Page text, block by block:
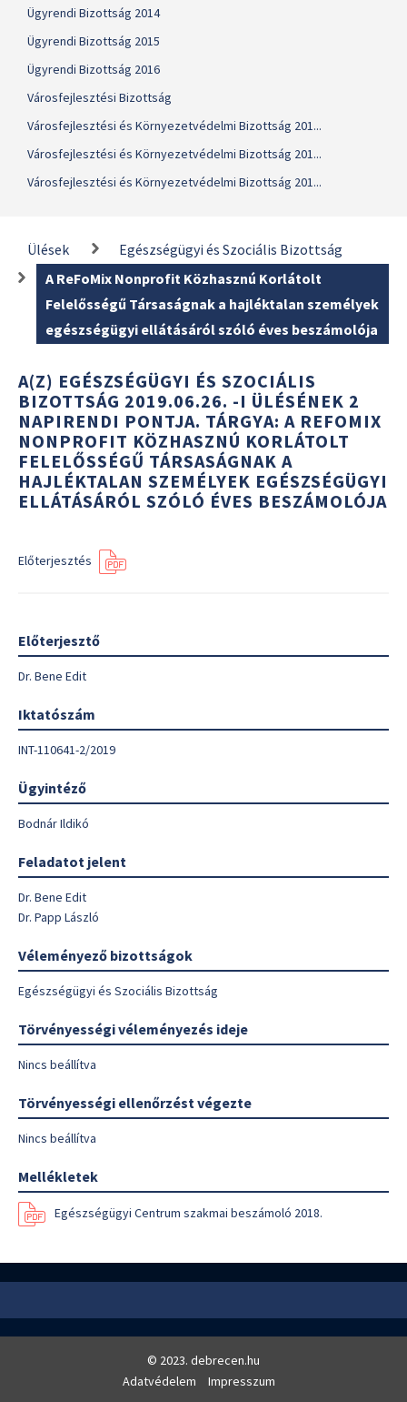
Ügyrendi Bizottság 2014
Ügyrendi Bizottság 2015
Ügyrendi Bizottság 2016
Városfejlesztési Bizottság
Városfejlesztési és Környezetvédelmi Bizottság 201...
Városfejlesztési és Környezetvédelmi Bizottság 201...
Városfejlesztési és Környezetvédelmi Bizottság 201...
Ülések
Egészségügyi és Szociális Bizottság
A ReFoMix Nonprofit Közhasznú Korlátolt
Felelősségű Társaságnak a hajléktalan személyek
egészségügyi ellátásáról szóló éves beszámolója
A(Z) EGÉSZSÉGÜGYI ÉS SZOCIÁLIS
BIZOTTSÁG 2019.06.26. -I ÜLÉSÉNEK 2
NAPIRENDI PONTJA. TÁRGYA: A REFOMIX
NONPROFIT KÖZHASZNÚ KORLÁTOLT
FELELŐSSÉGŰ TÁRSASÁGNAK A
HAJLÉKTALAN SZEMÉLYEK EGÉSZSÉGÜGYI
ELLÁTÁSÁRÓL SZÓLÓ ÉVES BESZÁMOLÓJA
Előterjesztés
Előterjesztő
Dr. Bene Edit
Iktatószám
INT-110641-2/2019
Ügyintéző
Bodnár Ildikó
Feladatot jelent
Dr. Bene Edit
Dr. Papp László
Véleményező bizottságok
Egészségügyi és Szociális Bizottság
Törvényességi véleményezés ideje
Nincs beállítva
Törvényességi ellenőrzést végezte
Nincs beállítva
Mellékletek
Egészségügyi Centrum szakmai beszámoló 2018.
© 2023. debrecen.hu
Adatvédelem
Impresszum